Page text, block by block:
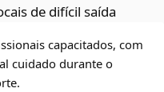
de difícil saída
capacitados, com
cuidado durante o